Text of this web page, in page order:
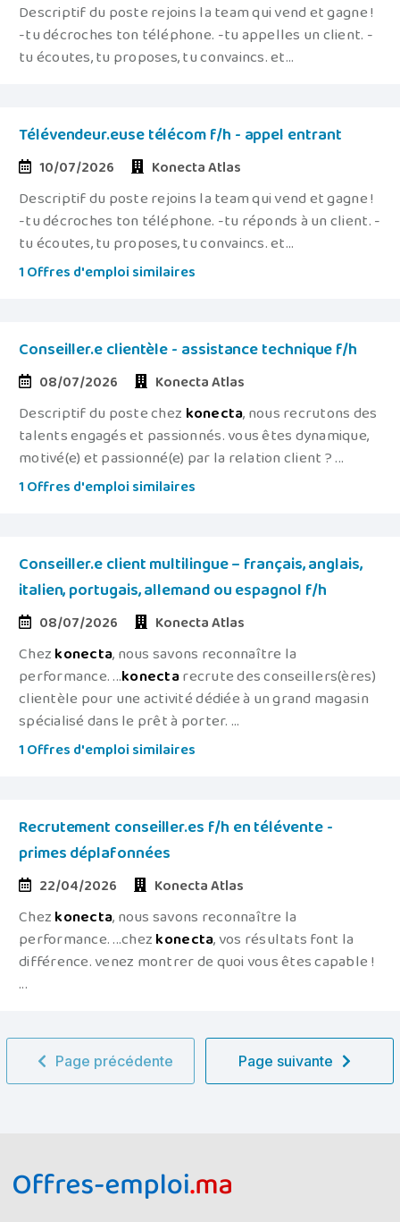
Descriptif du poste rejoins la team qui vend et gagne !
-tu décroches ton téléphone. -tu appelles un client. -
tu écoutes, tu proposes, tu convaincs. et...
Télévendeur.euse télécom f/h - appel entrant
10/07/2026 Konecta Atlas
Descriptif du poste rejoins la team qui vend et gagne !
-tu décroches ton téléphone. -tu réponds à un client. -
tu écoutes, tu proposes, tu convaincs. et...
1 Offres d'emploi similaires
Conseiller.e clientèle - assistance technique f/h
08/07/2026 Konecta Atlas
Descriptif du poste chez konecta, nous recrutons des
talents engagés et passionnés. vous êtes dynamique,
motivé(e) et passionné(e) par la relation client ? ...
1 Offres d'emploi similaires
Conseiller.e client multilingue – français, anglais,
italien, portugais, allemand ou espagnol f/h
08/07/2026 Konecta Atlas
Chezkonecta, nous savons reconnaître la
performance. ...konectarecrute des conseillers(ères)
clientèle pour une activité dédiée à un grand magasin
spécialisé dans le prêt à porter. ...
1 Offres d'emploi similaires
Recrutement conseiller.es f/h en télévente -
primes déplafonnées
22/04/2026 Konecta Atlas
Chezkonecta, nous savons reconnaître la
performance. ...chezkonecta, vos résultats font la
différence. venez montrer de quoi vous êtes capable !
...
Page précédente Page suivante